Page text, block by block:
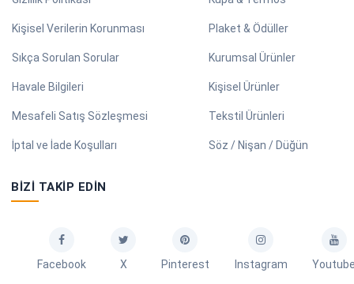
Kişisel Verilerin Korunması
Sıkça Sorulan Sorular
Havale Bilgileri
Mesafeli Satış Sözleşmesi
İptal ve İade Koşulları
Plaket & Ödüller
Kurumsal Ürünler
Kişisel Ürünler
Tekstil Ürünleri
Söz / Nişan / Düğün
BIZI TAKIP EDIN
Facebook X Pinterest Instagram